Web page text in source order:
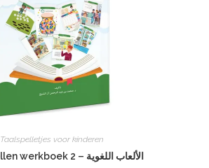
Taalspelletjes voor kinderen
Taalspellen werkboek 2 – الألعاب اللغوية